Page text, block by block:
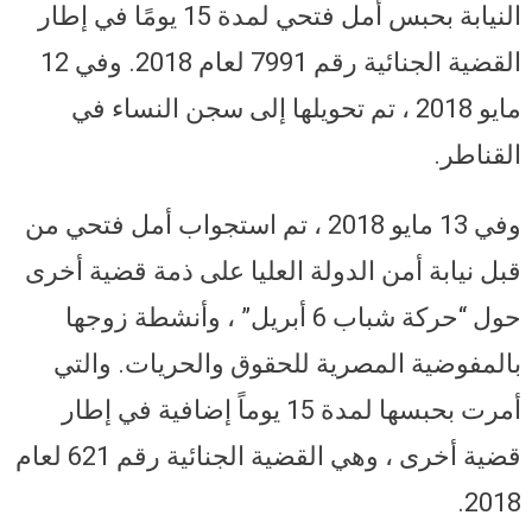
النيابة بحبس أمل فتحي لمدة 15 يومًا في إطار
القضية الجنائية رقم 7991 لعام 2018. وفي 12
مايو 2018 ، تم تحويلها إلى سجن النساء في
القناطر.
وفي 13 مايو 2018 ، تم استجواب أمل فتحي من
قبل نيابة أمن الدولة العليا على ذمة قضية أخرى
حول “حركة شباب 6 أبريل” ، وأنشطة زوجها
بالمفوضية المصرية للحقوق والحريات. والتي
أمرت بحبسها لمدة 15 يوماً إضافية في إطار
قضية أخرى ، وهي القضية الجنائية رقم 621 لعام
2018.